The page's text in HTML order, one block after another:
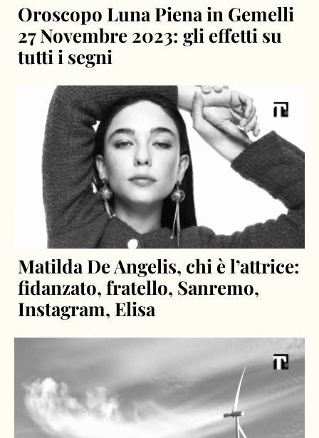
Oroscopo Luna Piena in Gemelli
27 Novembre 2023: gli effetti su
tutti i segni
Matilda De Angelis, chi è l’attrice:
fidanzato, fratello, Sanremo,
Instagram, Elisa